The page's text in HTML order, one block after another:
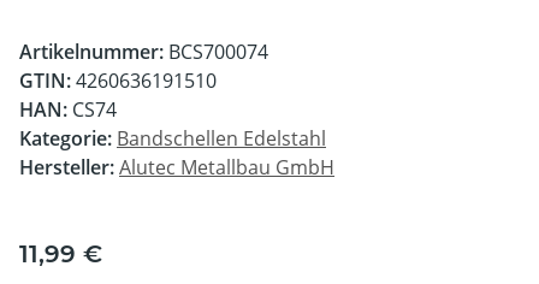
Artikelnummer: BCS700074
GTIN:4260636191510
HAN: CS74
Kategorie: Bandschellen Edelstahl
Hersteller:Alutec Metallbau GmbH
11,99 €